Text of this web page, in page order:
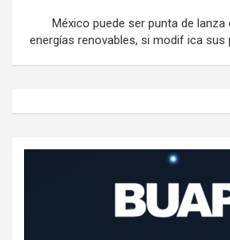
entradasMéxico puede ser punta de lanza
energías renovables, si modif ica sus